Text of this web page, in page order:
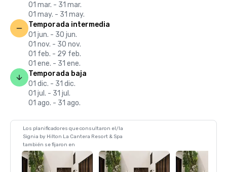
01 mar. - 31 mar.
01 may. - 31 may.
Temporada intermedia
01 jun. - 30 jun.
01 nov. - 30 nov.
01 feb. - 29 feb.
01 ene. - 31 ene.
Temporada baja
01 dic. - 31 dic.
01 jul. - 31 jul.
01 ago. - 31 ago.
Los planificadores que consultaron el/la
Signia by Hilton La Cantera Resort & Spa
también se fijaron en